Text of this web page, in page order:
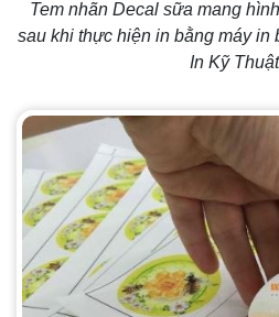
Tem nhãn Decal sữa mang
sau khi thực hiện in bằng máy in
In Kỹ